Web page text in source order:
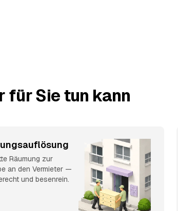
für Sie tun kann
Räumung zur
an den Vermieter —
und besenrein.